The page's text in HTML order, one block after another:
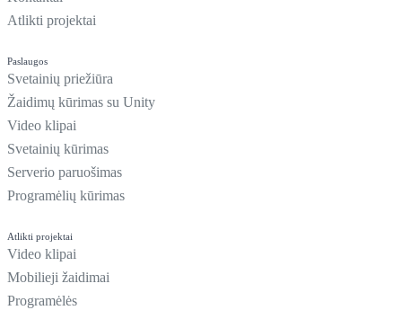
Atlikti projektai
Paslaugos
Svetainių priežiūra
Žaidimų kūrimas su Unity
Video klipai
Svetainių kūrimas
Serverio paruošimas
Programėlių kūrimas
Atlikti projektai
Video klipai
Mobilieji žaidimai
Programėlės